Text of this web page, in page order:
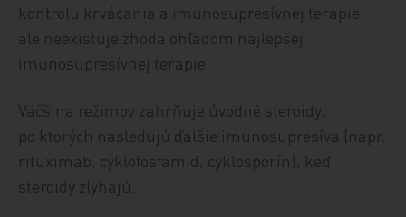
kontrolu krvácania a imunosupresívnej terapie,
ale neexistuje zhoda ohľadom najlepšej
imunosupresívnej terapie.
Väčšina režimov zahrňuje úvodné steroidy,
po ktorých nasledujú ďalšie imunosupresíva (napr.
rituximab, cyklofosfamid, cyklosporín), keď
steroidy zlyhajú.